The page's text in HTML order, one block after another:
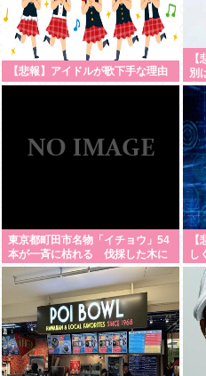
【悲報】アイドルが歌下手な理由
別
言
東京都町田市名物「イチョウ」54
本が一斉に枯れる 伐採した木に
使った除草剤が根をつたったか
市は植え直しへ [8/5]
し